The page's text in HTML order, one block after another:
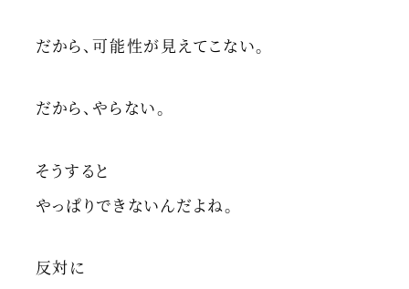
だから、可能性が見えてこない。
だから、やらない。
そうすると
やっぱりできないんだよね。
反対に